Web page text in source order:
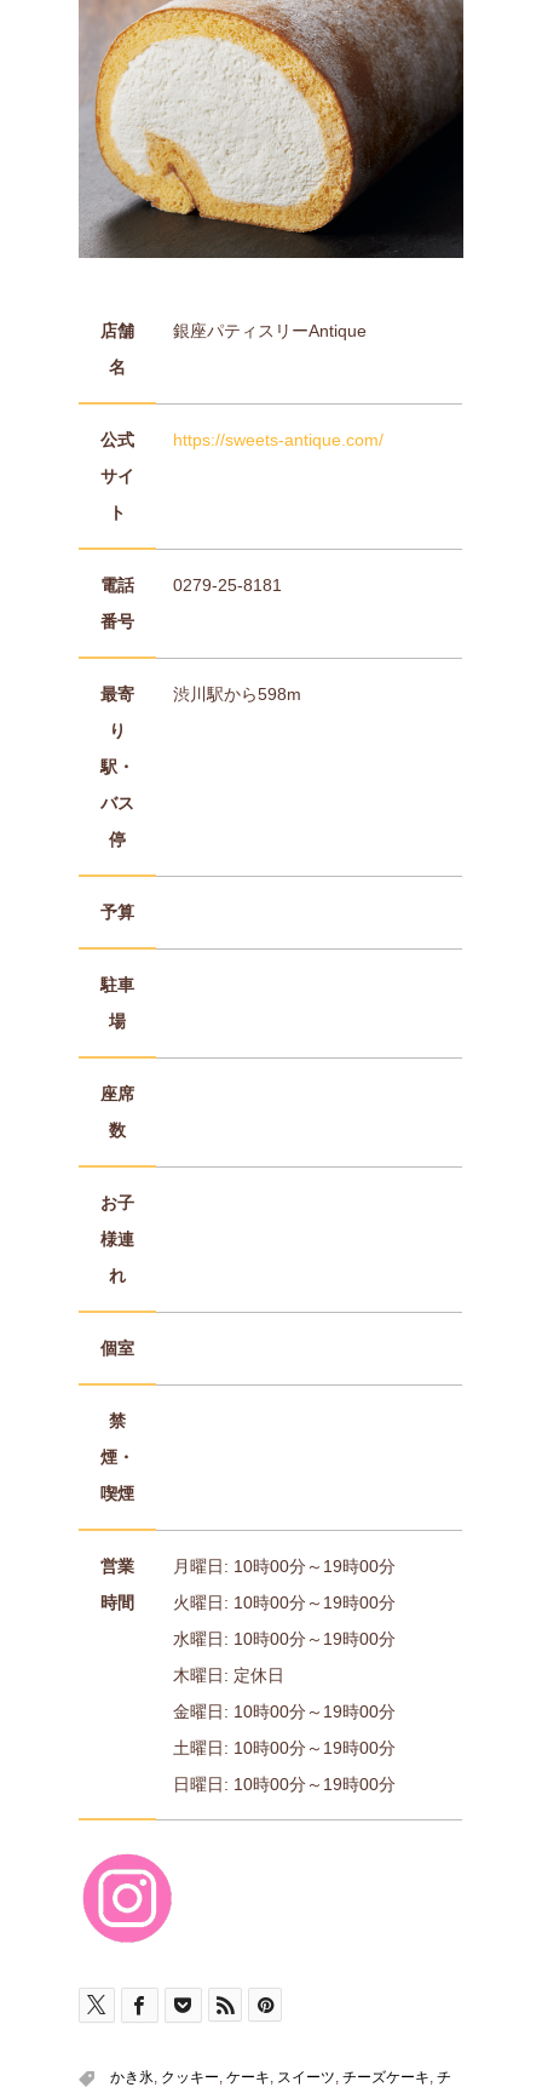
店舗
名
銀座パティスリーAntique
公式
サイ
ト
https://sweets-antique.com/
電話
番号
0279-25-8181
最寄
り
駅・
バス
停
渋川駅から598m
予算
駐車
場
座席
数
お子
様連
れ
個室
禁
煙・
喫煙
営業
時間
月曜日: 10時00分～19時00分
火曜日: 10時00分～19時00分
水曜日: 10時00分～19時00分
木曜日: 定休日
金曜日: 10時00分～19時00分
土曜日: 10時00分～19時00分
日曜日: 10時00分～19時00分
かき氷, クッキー, ケーキ, スイーツ, チーズケーキ, チ